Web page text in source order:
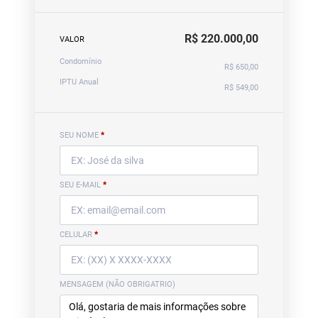
VALOR R$ 220.000,00
Condomínio
R$ 650,00
IPTU Anual
R$ 549,00
SEU NOME *
SEU E-MAIL *
CELULAR *
MENSAGEM (NÃO OBRIGATRIO)